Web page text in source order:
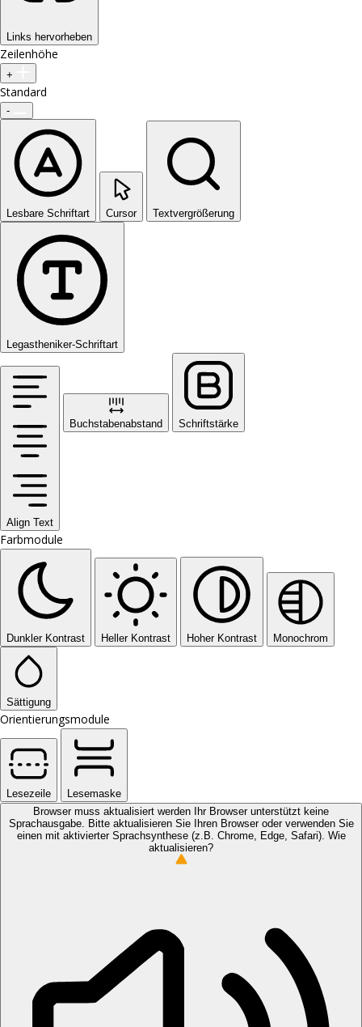
Links hervorheben
Zeilenhöhe
+
Standard
-
Lesbare Schriftart Cursor Textvergrößerung
Legastheniker-Schriftart
Align Text
Buchstabenabstand Schriftstärke
Farbmodule
Dunkler Kontrast Heller Kontrast Hoher Kontrast Monochrom
Sättigung
Orientierungsmodule
Lesezeile
Lesemaske
Browser muss aktualisiert werden
Ihr Browser unterstützt keine
Sprachausgabe. Bitte aktualisieren Sie Ihren Browser oder verwenden Sie
einen mit aktivierter Sprachsynthese (z.B. Chrome, Edge, Safari). Wie
aktualisieren?